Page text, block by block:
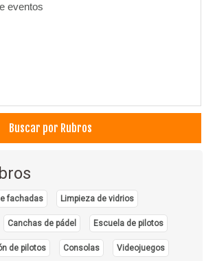
eventos
Buscar por Rubros
fachadas Limpieza de vidrios
Canchas de pádel Escuela de pilotos
de pilotos Consolas Videojuegos